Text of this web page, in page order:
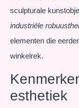
sculpturale
industriële
elementen die
winkelrek.
esthetiek